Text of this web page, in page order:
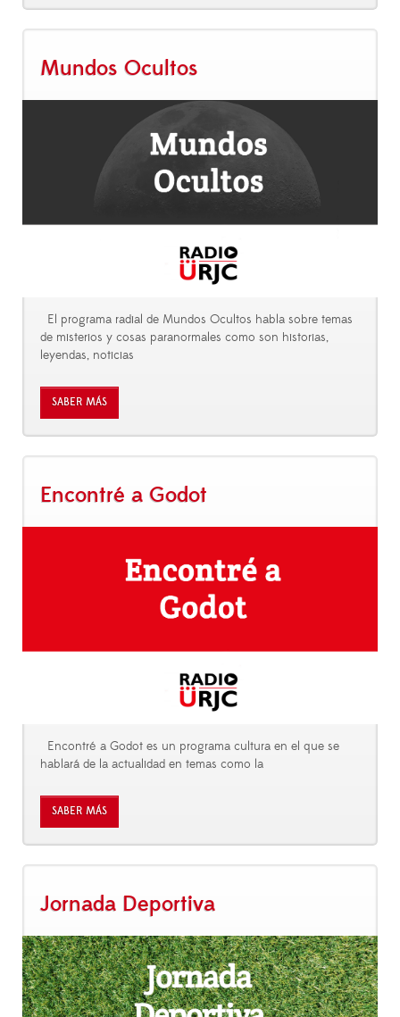
Mundos Ocultos
El programa radial de Mundos Ocultos habla sobre temas
de misterios y cosas paranormales como son historias,
leyendas, noticias
SABER MÁS
Encontré a Godot
Encontré a Godot es un programa cultura en el que se
hablará de la actualidad en temas como la
SABER MÁS
Jornada Deportiva